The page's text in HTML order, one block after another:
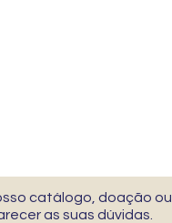
catálogo, doação ou
as suas dúvidas.